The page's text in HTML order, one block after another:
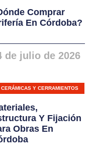
Comprar
En Córdoba?
de julio de 2026
CERÁMICAS Y CERRAMIENTOS
Y Fijación
Obras En